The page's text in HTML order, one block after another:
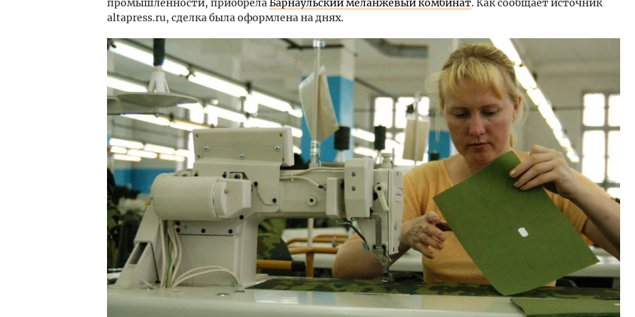
промышленности, приобрелаБарнаульский меланжевый комбинат. Как сообщает источник
altapress.ru, сделка была оформлена на днях.
Ищем новые берега. Гендиректор
«Жилищной инициативы» Юрий
Гатилов — о том, как девелоперу
оставаться на плаву, когда рынок
штормит
СТРОИТЕЛЬСТВО
Смелость архитектурных
Генеральный директор
ЗИАС — об эстетике
трендах в фасадах и
СТРОИТЕЛЬСТВО